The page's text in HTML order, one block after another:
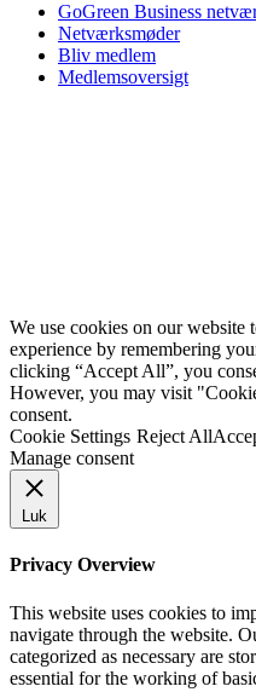
GoGreen Business
Netværksmøder
Bliv medlem
Medlemsoversigt
We use cookies on our website
experience by remembering
clicking “Accept All”, you
However, you may visit
consent.
Cookie Settings Reject All
Manage consent
Luk
Privacy Overview
This website uses cookies to
navigate through the website.
categorized as necessary are
essential for the working of